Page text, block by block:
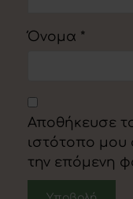
Όνομα *
Αποθήκευσε
ιστότοπο μου
την επόμενη